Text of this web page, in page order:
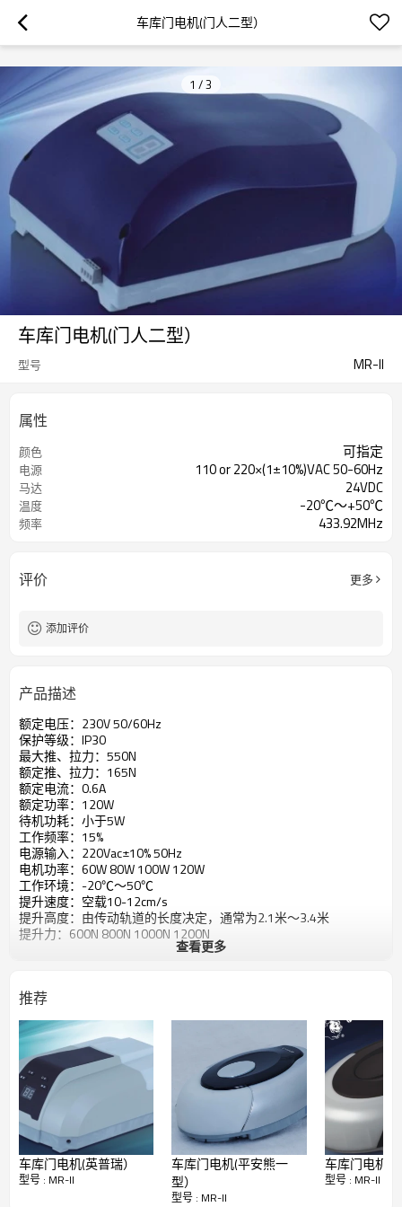
googlea70fe95786458a77.html
车库门电机(门人二型）
1 /3
车库门电机(门人二型）
型号 MR-II
属性
颜色 可指定
电源 110 or 220×(1±10%)VAC 50-60Hz
马达 24VDC
温度 -20℃～+50℃
频率 433.92MHz
评价 更多
添加评价
产品描述
额定电压：230V 50/60Hz
保护等级：IP30
最大推、拉力：550N
额定推、拉力：165N
额定电流：0.6A
额定功率：120W
待机功耗：小于5W
工作频率：15%
电源输入：220Vac±10% 50Hz
电机功率：60W 80W 100W 120W
工作环境：-20℃～50℃
提升速度：空载10-12cm/s
提升高度：由传动轨道的长度决定，通常为2.1米～3.4米
提升力：600N 800N 1000N 1200N
查看更多
推荐
车库门电机(英普瑞）
型号 : MR-II
车库门电机(平安熊一
型）
型号 : MR-II
车库门电机(
型号 : MR-II